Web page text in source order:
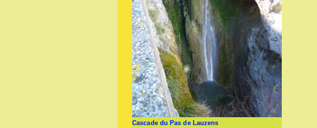
Cascade du Pas de Lauzens